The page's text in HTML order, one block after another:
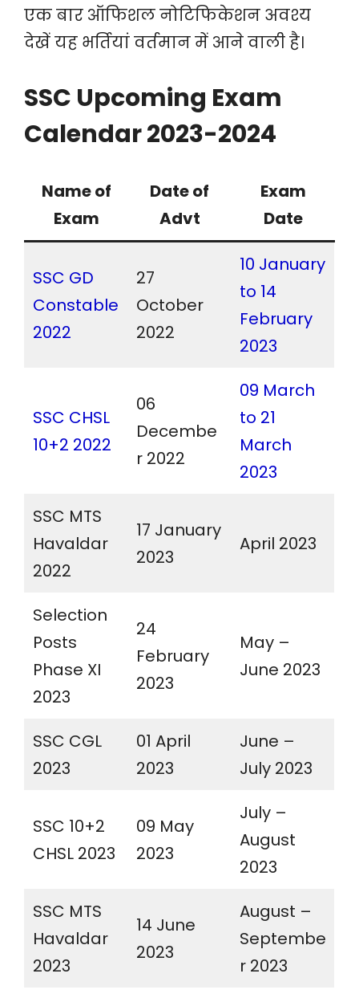
एक बार ऑफिशल नोटिफिकेशन अवश्य
देखें यह भर्तियां वर्तमान में आने वाली है।
SSC Upcoming Exam
Calendar 2023-2024
Name of
Exam
Date of
Advt
Exam
Date
SSC GD
Constable
2022
27
October
2022
10 January
to 14
February
2023
SSC CHSL
10+2 2022
06
Decembe
r 2022
09 March
to 21
March
2023
SSC MTS
Havaldar
2022
17 January
2023
April 2023
Selection
Posts
Phase XI
2023
24
February
2023
May –
June 2023
SSC CGL
2023
01 April
2023
June –
July 2023
SSC 10+2
CHSL 2023
09 May
2023
July –
August
2023
SSC MTS
Havaldar
2023
14 June
2023
August –
Septembe
r 2023